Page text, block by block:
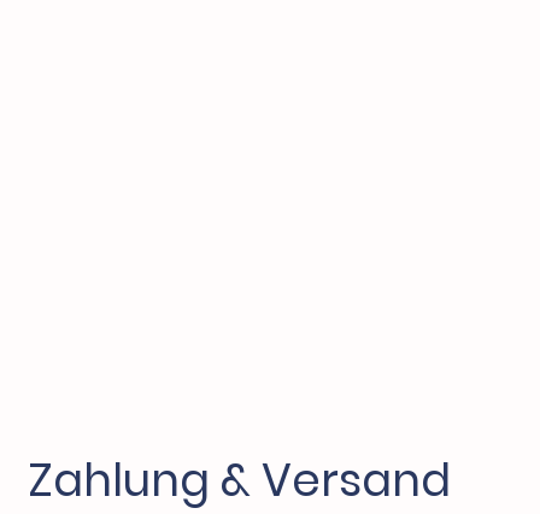
Zahlung & Versand